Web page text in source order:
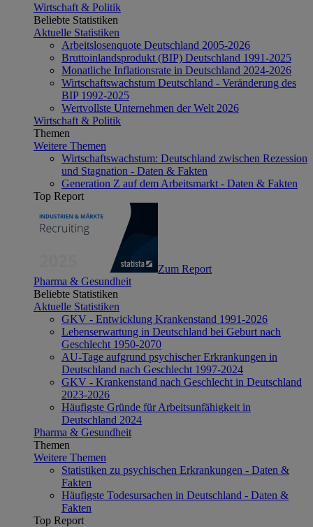
Wirtschaft & Politik
Beliebte Statistiken
Aktuelle Statistiken
Arbeitslosenquote Deutschland 2005-2026
Bruttoinlandsprodukt (BIP) Deutschland 1991-2025
Monatliche Inflationsrate in Deutschland 2024-2026
Wirtschaftswachstum Deutschland - Veränderung des
BIP 1992-2025
Wertvollste Unternehmen der Welt 2026
Wirtschaft & Politik
Themen
Weitere Themen
Wirtschaftswachstum: Deutschland zwischen Rezession
und Stagnation - Daten & Fakten
Generation Z auf dem Arbeitsmarkt - Daten & Fakten
Top Report
Zum Report
Pharma & Gesundheit
Beliebte Statistiken
Aktuelle Statistiken
GKV - Entwicklung Krankenstand 1991-2026
Lebenserwartung in Deutschland bei Geburt nach
Geschlecht 1950-2070
AU-Tage aufgrund psychischer Erkrankungen in
Deutschland nach Geschlecht 1997-2024
GKV - Krankenstand nach Geschlecht in Deutschland
2023-2026
Häufigste Gründe für Arbeitsunfähigkeit in
Deutschland 2024
Pharma & Gesundheit
Themen
Weitere Themen
Statistiken zu psychischen Erkrankungen - Daten &
Fakten
Häufigste Todesursachen in Deutschland - Daten &
Fakten
Top Report